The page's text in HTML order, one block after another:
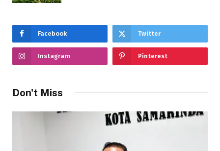
Facebook Twitter
Instagram Pinterest
Don't Miss